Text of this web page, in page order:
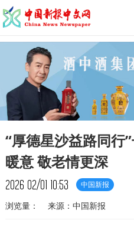
“厚德星沙益路同行
暖意 敬老情更深
2026 02/01 10:53 中国新报
浏览量： 来源：中国新报